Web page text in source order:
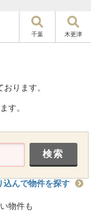
千葉 木更津
ります。
す。
込んで物件を探す
物件も